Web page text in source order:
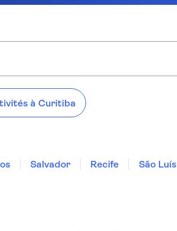
à Curitiba
Salvador Recife São Luís